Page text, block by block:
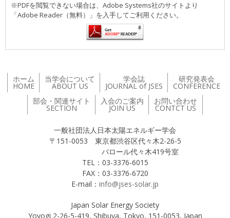
※PDFを閲覧できない場合は、Adobe Systems社のサイトより
「Adobe Reader（無料）」を入手してご利用ください。
ホーム
HOME
当学会について
ABOUT US
学会誌
JOURNAL of JSES
研究発表会
CONFERENCE
部会・関連サイト
SECTION
入会のご案内
JOIN US
お問い合わせ
CONTCT US
一般社団法人日本太陽エネルギー学会
〒151-0053 東京都渋谷区代々木2-26-5
バロール代々木419号室
TEL：03-3376-6015
FAX：03-3376-6720
E-mail： info@jses-solar.jp
Japan Solar Energy Society
Yoyogi 2-26-5-419, Shibuya, Tokyo, 151-0053, Japan